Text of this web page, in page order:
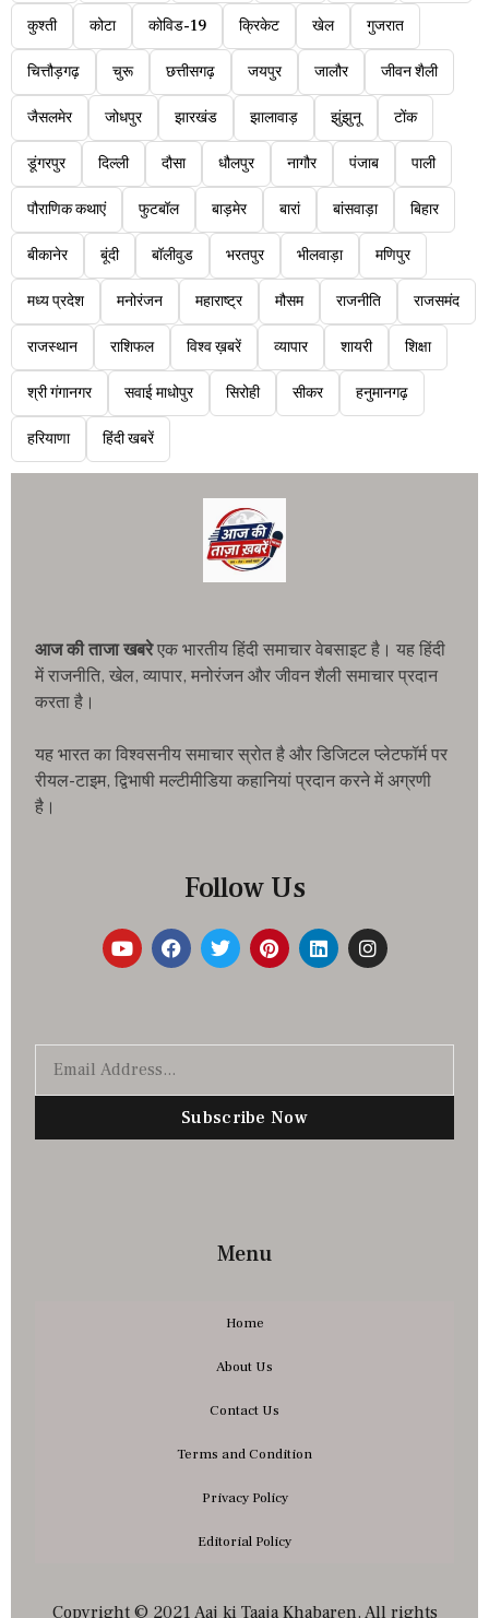
कुश्ती कोटा कोविड-19 क्रिकेट खेल गुजरात
चित्तौड़गढ़ चुरू छत्तीसगढ़ जयपुर जालौर जीवन शैली
जैसलमेर जोधपुर झारखंड झालावाड़ झुंझुनू टोंक
डूंगरपुर दिल्ली दौसा धौलपुर नागौर पंजाब पाली
पौराणिक कथाएं फुटबॉल बाड़मेर बारां बांसवाड़ा बिहार
बीकानेर बूंदी बॉलीवुड भरतपुर भीलवाड़ा मणिपुर
मध्य प्रदेश मनोरंजन महाराष्ट्र मौसम राजनीति राजसमंद
राजस्थान राशिफल विश्व ख़बरें व्यापार शायरी शिक्षा
श्री गंगानगर सवाई माधोपुर सिरोही सीकर हनुमानगढ़
हरियाणा हिंदी खबरें
आज की ताजा खबरेएक भारतीय हिंदी समाचार वेबसाइट है। यह हिंदी
में राजनीति, खेल, व्यापार, मनोरंजन और जीवन शैली समाचार प्रदान
करता है।
यह भारत का विश्वसनीय समाचार स्रोत है और डिजिटल प्लेटफॉर्म पर
रीयल-टाइम, द्विभाषी मल्टीमीडिया कहानियां प्रदान करने में अग्रणी
है।
Follow Us
Subscribe Now
Menu
Home
About Us
Contact Us
Terms and Condition
Privacy Policy
Editorial Policy
Copyright © 2021 Aaj ki Taaja Khabaren. All rights